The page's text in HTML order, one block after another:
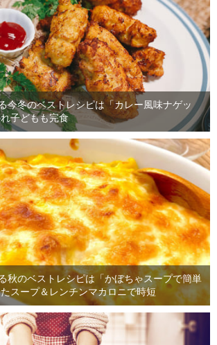
今冬のベストレシピは「カレー風味ナゲッ
子どもも完食
秋のベストレシピは「かぼちゃスープで簡単
スープ＆レンチンマカロニで時短